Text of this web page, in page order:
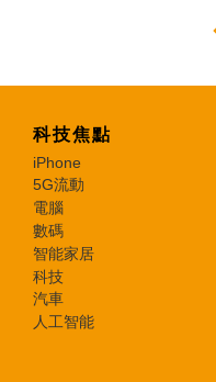
科技焦點
iPhone
5G流動
電腦
數碼
智能家居
科技
汽車
人工智能